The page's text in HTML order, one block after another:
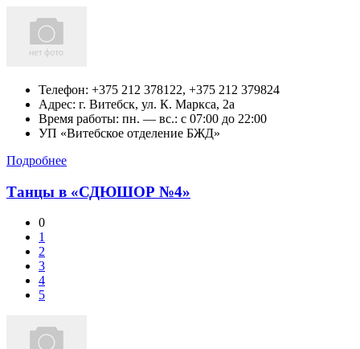
Телефон: +375 212 378122, +375 212 379824
Адрес: г. Витебск, ул. К. Маркса, 2а
Время работы: пн. — вс.: c 07:00 до 22:00
УП «Витебское отделение БЖД»
Подробнее
Танцы в «СДЮШОР №4»
0
1
2
3
4
5